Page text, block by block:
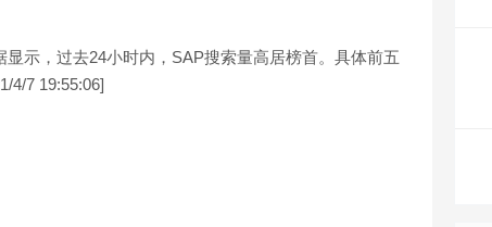
示，过去24小时内，SAP搜索量高居榜首。具体前五
4/7 19:55:06]